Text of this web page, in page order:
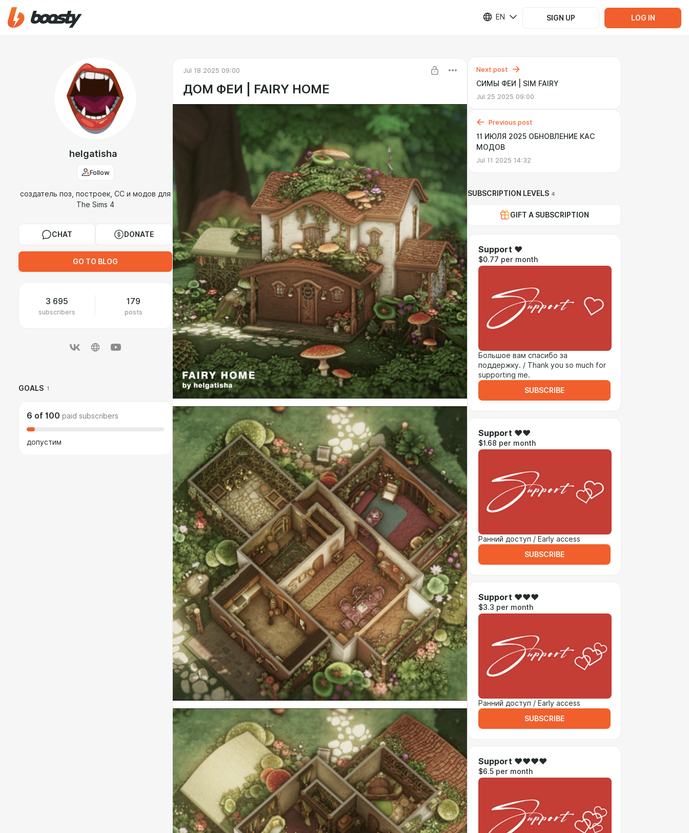
EN SIGN UP LOG IN
helgatisha
Follow
создатель поз, построек, СС и модов для
The Sims 4
CHAT DONATE
GO TO BLOG
3 695
subscribers
179
posts
GOALS 1
6 of 100 paid subscribers
допустим
Jul 18 2025 09:00
ДОМ ФЕИ | FAIRY HOME
Next post
СИМЫ ФЕИ | SIM FAIRY
Jul 25 2025 09:00
Previous post
11 ИЮЛЯ 2025 ОБНОВЛЕНИЕ КАС
МОДОВ
Jul 11 2025 14:32
SUBSCRIPTION LEVELS 4
GIFT A SUBSCRIPTION
Support ♥
$0.77 per month
Большое вам спасибо за
поддержку. / Thank you so much for
supporting me.
SUBSCRIBE
Support ♥♥
$1.68 per month
Ранний доступ / Early access
SUBSCRIBE
Support ♥♥♥
$3.3 per month
Ранний доступ / Early access
SUBSCRIBE
Support ♥♥♥♥
$6.5 per month